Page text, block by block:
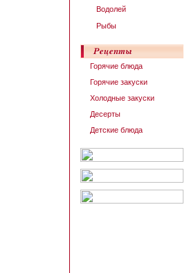
Водолей
Рыбы
Горячие блюда
Горячие закуски
Холодные закуски
Десерты
Детские блюда